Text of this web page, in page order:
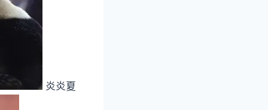
炎炎夏